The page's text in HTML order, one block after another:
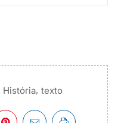
História, texto